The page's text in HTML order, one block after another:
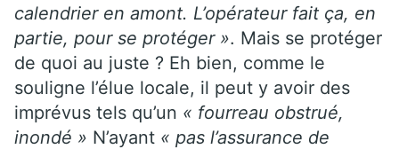
calendrier en amont. L’opérateur fait ça, en
partie, pour se protéger ». Mais se protéger
de quoi au juste ? Eh bien, comme le
souligne l’élue locale, il peut y avoir des
imprévus tels qu’un « fourreau obstrué,
inondé » N’ayant « pas l’assurance de